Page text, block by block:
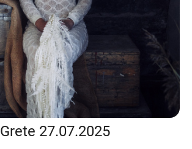
Grete 27.07.2025